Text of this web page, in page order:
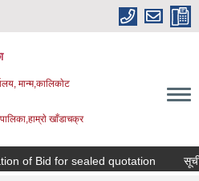
मान्म,कालिकाेट
खाँडाचक्र
of Bid for sealed quotation